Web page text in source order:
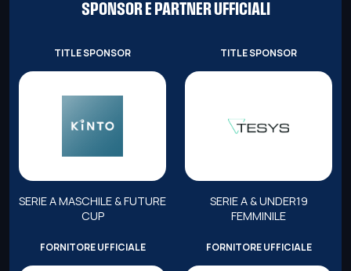
SPONSOR E PARTNER UFFICIALI
TITLE SPONSOR
SERIE A MASCHILE & FUTURE
CUP
TITLE SPONSOR
SERIE A & UNDER19
FEMMINILE
FORNITORE UFFICIALE FORNITORE UFFICIALE